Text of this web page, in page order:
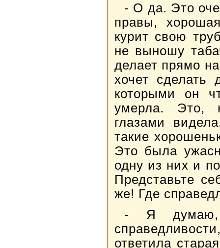
- О да. Это
правы,
курит свою
не выношу
делает прямо
хочет
которыми он
умерла. Это,
глазами
такие
Это была
одну из них и
Представьте
же! Где
- Я думаю,
ответила